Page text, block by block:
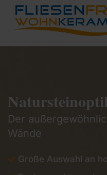
Der
Wände
Große Auswahl an